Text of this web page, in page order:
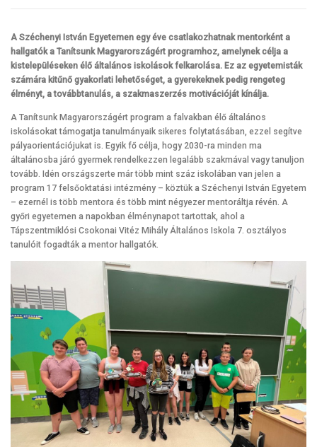
A Széchenyi István Egyetemen egy éve csatlakozhatnak mentorként a
hallgatók a Tanítsunk Magyarországért programhoz, amelynek célja a
kistelepüléseken élő általános iskolások felkarolása. Ez az egyetemisták
számára kitűnő gyakorlati lehetőséget, a gyerekeknek pedig rengeteg
élményt, a továbbtanulás, a szakmaszerzés motivációját kínálja.
A Tanítsunk Magyarországért program a falvakban élő általános
iskolásokat támogatja tanulmányaik sikeres folytatásában, ezzel segítve
pályaorientációjukat is. Egyik fő célja, hogy 2030-ra minden ma
általánosba járó gyermek rendelkezzen legalább szakmával vagy tanuljon
tovább. Idén országszerte már több mint száz iskolában van jelen a
program 17 felsőoktatási intézmény – köztük a Széchenyi István Egyetem
– ezernél is több mentora és több mint négyezer mentoráltja révén. A
győri egyetemen a napokban élménynapot tartottak, ahol a
Tápszentmiklósi Csokonai Vitéz Mihály Általános Iskola 7. osztályos
tanulóit fogadták a mentor hallgatók.